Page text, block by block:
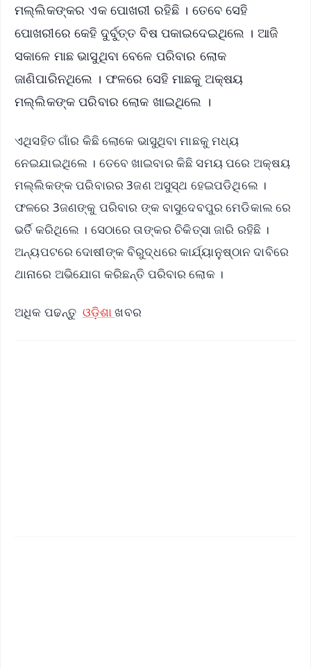
ମଲ୍ଲିକଙ୍କର ଏକ ପୋଖରୀ ରହିଛି । ତେବେ ସେହି
ପୋଖରୀରେ କେହି ଦୁର୍ବୁତ୍ତ ବିଷ ପକାଇଦେଇଥିଲେ । ଆଜି
ସକାଳେ ମାଛ ଭାସୁଥିବା ବେଳେ ପରିବାର ଲୋକ
ଜାଣିପାରିନଥିଲେ । ଫଳରେ ସେହି ମାଛକୁ ଅକ୍ଷୟ
ମଲ୍ଲିକଙ୍କ ପରିବାର ଲୋକ ଖାଇଥିଲେ ।
ଏଥିସହିତ ଗାଁର କିଛି ଲୋକେ ଭାସୁଥିବା ମାଛକୁ ମଧ୍ୟ
ନେଇଯାଇଥିଲେ । ତେବେ ଖାଇବାର କିଛି ସମୟ ପରେ ଅକ୍ଷୟ
ମଲ୍ଲିକଙ୍କ ପରିବାରର 3ଜଣ ଅସୁସ୍ଥ ହେଇପଡିଥିଲେ ।
ଫଳରେ 3ଜଣଙ୍କୁ ପରିବାର ଙ୍କ ବାସୁଦେବପୁର ମେଡିକାଲ ରେ
ଭର୍ତି କରିଥିଲେ । ସେଠାରେ ତାଙ୍କର ଚିକିତ୍ସା ଜାରି ରହିଛି ।
ଅନ୍ୟପଟରେ ଦୋଷୀଙ୍କ ବିରୁଦ୍ଧରେ କାର୍ଯ୍ୟାନୁଷ୍ଠାନ ଦାବିରେ
ଥାନାରେ ଅଭିଯୋଗ କରିଛନ୍ତି ପରିବାର ଲୋକ ।
ଅଧିକ ପଢନ୍ତୁ ଓଡ଼ିଶାଖବର